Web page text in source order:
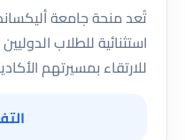
تُعد منحة جامعة
استثنائية للطلاب
للارتقاء بمسيرتهم